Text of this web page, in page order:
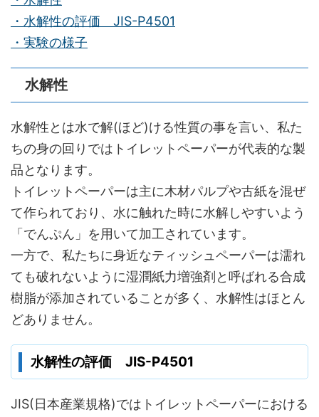
・水解性の評価 JIS-P4501
・実験の様子
水解性
水解性とは水で解(ほど)ける性質の事を言い、私た
ちの身の回りではトイレットペーパーが代表的な製
品となります。
トイレットペーパーは主に木材パルプや古紙を混ぜ
て作られており、水に触れた時に水解しやすいよう
「でんぷん」を用いて加工されています。
一方で、私たちに身近なティッシュペーパーは濡れ
ても破れないように湿潤紙力増強剤と呼ばれる合成
樹脂が添加されていることが多く、水解性はほとん
どありません。
水解性の評価 JIS-P4501
JIS(日本産業規格)ではトイレットペーパーにおける